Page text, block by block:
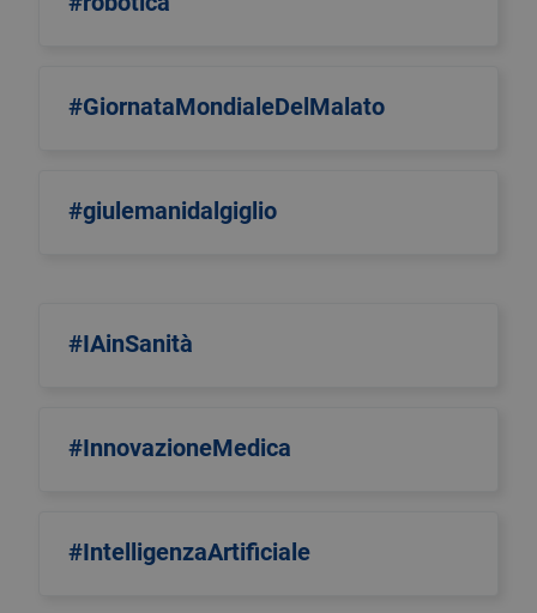
#GiornataMondialeDelMalato
#giulemanidalgiglio
#IAinSanità
#InnovazioneMedica
#IntelligenzaArtificiale